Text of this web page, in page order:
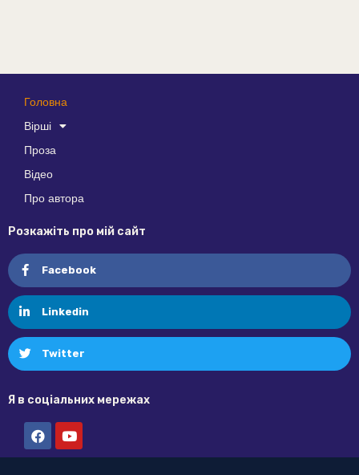
Головна
Вірші
Проза
Відео
Про автора
Розкажіть про мій сайт
Facebook
Linkedin
Twitter
Я в соціальних мережах